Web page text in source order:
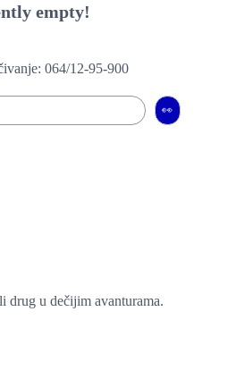
empty!
064/12-95-900
👀
drug u dečijim avanturama.